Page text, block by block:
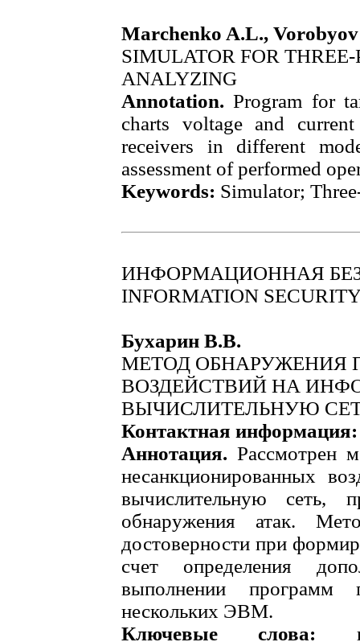
Marchenko A.L.,
SIMULATOR FOR
ANALYZING
Annotation.Program for
charts voltage and
receivers in different
assessment of performed
Keywords: Simulator;
ИНФОРМАЦИОННАЯ
INFORMATION
Бухарин В.В.
МЕТОД ОБНАРУЖЕНИЯ
ВОЗДЕЙСТВИЙ НА
ВЫЧИСЛИТЕЛЬНУЮ
Контактная
Аннотация. Рассмотрен
несанкционированных
вычислительную сеть,
обнаружения атак.
достоверности при
счет определения
выполнении
нескольких ЭВМ.
Ключевые слова: